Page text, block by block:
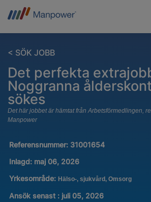
< SÖK JOBB
Det perfekta
Noggranna
sökes
Det här jobbet är hämtat från Arbetsförmedlingen,
Manpower
Referensnummer: 31001654
Inlagd: maj 06, 2026
Yrkesområde: Hälso-, sjukvård, Omsorg
Ansök senast : juli 05, 2026